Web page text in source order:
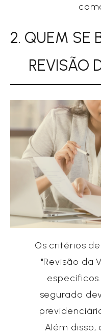
2. QUEM SE
REVISÃO
Os critérios
"Revisão da
segurado
Além disso,